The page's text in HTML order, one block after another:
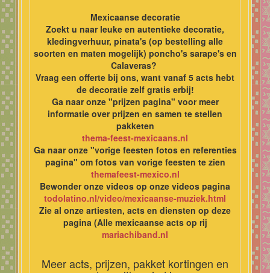
Mexicaanse decoratie
Zoekt u naar leuke en autentieke decoratie,
kledingverhuur, pinata's (op bestelling alle
soorten en maten mogelijk) poncho's sarape's en
Calaveras?
Vraag een offerte bij ons, want vanaf 5 acts hebt
de decoratie zelf gratis erbij!
Ga naar onze "prijzen pagina" voor meer
informatie over prijzen en samen te stellen
pakketen
thema-feest-mexicaans.nl
Ga naar onze "vorige feesten fotos en referenties
pagina" om fotos van vorige feesten te zien
themafeest-mexico.nl
Bewonder onze videos op onze videos pagina
todolatino.nl/video/mexicaanse-muziek.html
Zie al onze artiesten, acts en diensten op deze
pagina (Alle mexicaanse acts op rij
mariachiband.nl
Meer acts, prijzen, pakket kortingen en